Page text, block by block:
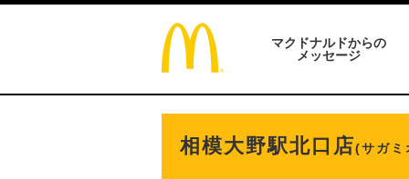
マクドナルドからの
メッセージ
相模大野駅北口店(サガミ